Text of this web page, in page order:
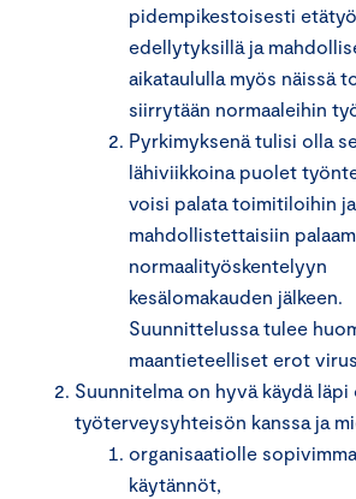
pidempikestoisesti
edellytyksillä ja
aikataululla myös näissä
siirrytään normaaleihin
Pyrkimyksenä tulisi olla
lähiviikkoina puolet
voisi palata toimitiloihin
mahdollistettaisiin
normaalityöskentelyyn
kesälomakauden jälkeen.
Suunnittelussa tulee
maantieteelliset erot
Suunnitelma on hyvä käydä läpi
työterveysyhteisön kanssa ja
organisaatiolle
käytännöt,